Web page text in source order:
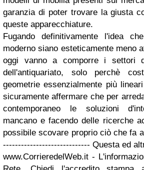
garanzia di poter trovare la giusta
queste apparecchiature.
Fugando definitivamente l'idea
moderno siano esteticamente meno
oggi vanno a comporre i settori
dell'antiquariato, solo perchè
geometrie essenzialmente più
sicuramente affermare che per
contemporaneo le soluzioni
mancano e facendo delle ricerche
possibile scovare proprio ciò che fa
----------------------------- Questa ed
www.CorrieredelWeb.it -